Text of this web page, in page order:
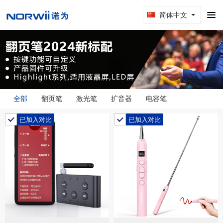
简体中文
全部 翻页笔 激光笔 扩音器 电容笔
已加入对比 已加入对比